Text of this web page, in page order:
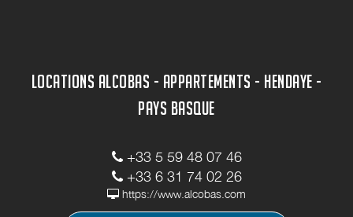
LOCATIONS ALCOBAS - APPARTEMENTS - HENDAYE -
PAYS BASQUE
+33 5 59 48 07 46
+33 6 31 74 02 26
https://www.alcobas.com